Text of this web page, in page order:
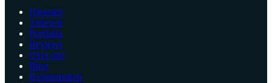
Diensten
Tarieven
Portfolio
Reviews
Over ons
Blog
Kennismaken